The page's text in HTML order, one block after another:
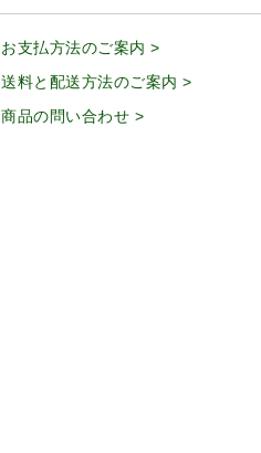
お支払方法のご案内 >
送料と配送方法のご案内 >
商品の問い合わせ >